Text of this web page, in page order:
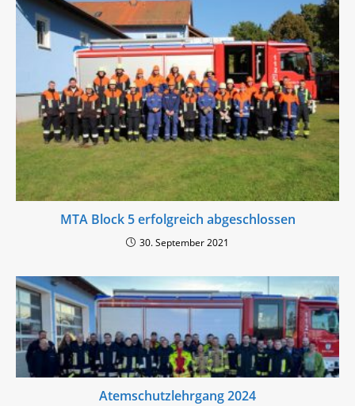
MTA Block 5 erfolgreich abgeschlossen
30. September 2021
Atemschutzlehrgang 2024